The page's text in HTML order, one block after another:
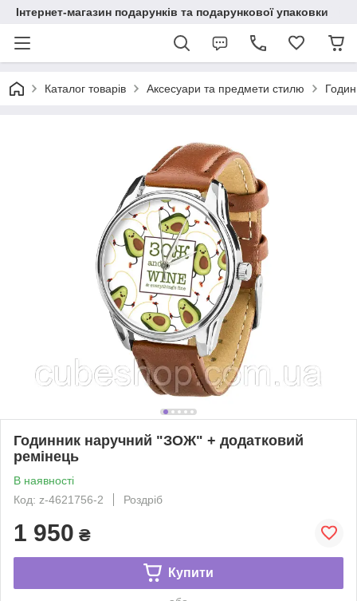
Інтернет-магазин подарунків та подарункової упаковки
Каталог товарів Аксесуари та предмети стилю
Годинник наручний "ЗОЖ" + додатковий
ремінець
В наявності
Код: z-4621756-2
Роздріб
1 950 ₴
Купити